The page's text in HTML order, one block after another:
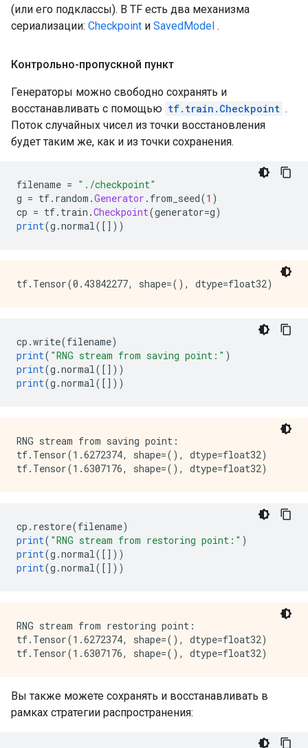
(или его подклассы). В TF есть два механизма
сериализации: Checkpoint и SavedModel .
Контрольно-пропускной пункт
Генераторы можно свободно сохранять и
восстанавливать с помощью tf.train.Checkpoint .
Поток случайных чисел из точки восстановления
будет таким же, как и из точки сохранения.
filename = "./checkpoint"
g = tf. random .Generator . from_seed(1 )
cp = tf. train .Checkpoint(generator=g)
print(g .normal([]))
cp .write(filename)
print( "RNG stream from saving point:" )
print(g .normal([]))
print(g .normal([]))
RNG stream from saving point:
tf.Tensor(1.6272374, shape=(), dtype=float32)
cp . restore(filename)
print( "RNG stream from restoring point:" )
print(g .normal([]))
print(g .normal([]))
RNG stream from restoring point:
tf.Tensor(1.6272374, shape=(), dtype=float32)
Вы также можете сохранять и восстанавливать в
рамках стратегии распространения: